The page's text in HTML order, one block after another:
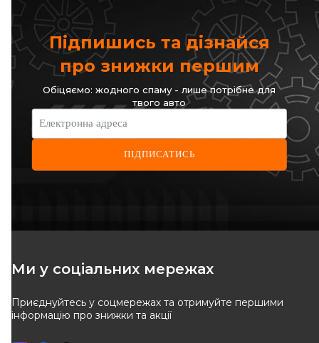
Підпишись та дізнайся
про знижки першим
Обіцяємо: жодного спаму - лише потрібне для
твого авто
Електронна адреса
ПІДПИСАТИСЬ
Ми у соціальних мережах
Приєднуйтесь у соцмережах та отримуйте першими
інформацію про знижки та акції